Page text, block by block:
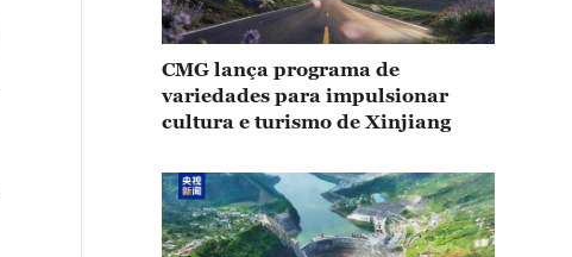
CMG lança programa de
variedades para impulsionar
cultura e turismo de Xinjiang